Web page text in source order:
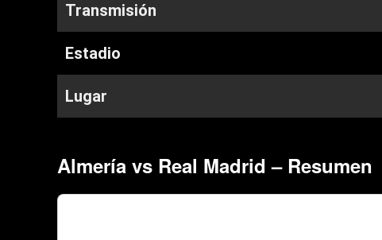
Transmisión
Estadio
Lugar
Almería vs Real Madrid – Resumen